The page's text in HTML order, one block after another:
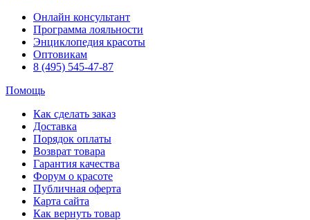
Онлайн консультант
Программа лояльности
Энциклопедия красоты
Оптовикам
8 (495) 545-47-87
Помощь
Как сделать заказ
Доставка
Порядок оплаты
Возврат товара
Гарантия качества
Форум о красоте
Публичная оферта
Карта сайта
Как вернуть товар